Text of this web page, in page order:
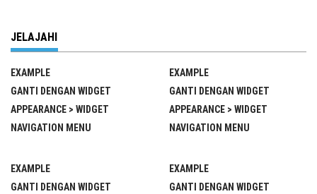
JELAJAHI
EXAMPLE
GANTI DENGAN WIDGET
APPEARANCE > WIDGET
NAVIGATION MENU
EXAMPLE
GANTI DENGAN WIDGET
APPEARANCE > WIDGET
NAVIGATION MENU
EXAMPLE
GANTI DENGAN WIDGET
EXAMPLE
GANTI DENGAN WIDGET